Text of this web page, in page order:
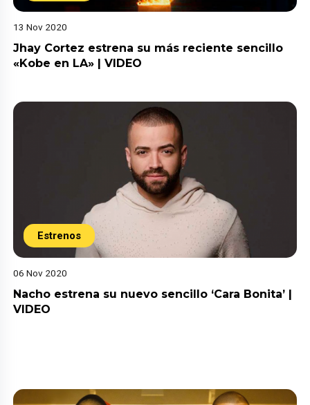
13 Nov 2020
Jhay Cortez estrena su más reciente sencillo
«Kobe en LA» | VIDEO
Estrenos
06 Nov 2020
Nacho estrena su nuevo sencillo ‘Cara Bonita’ |
VIDEO